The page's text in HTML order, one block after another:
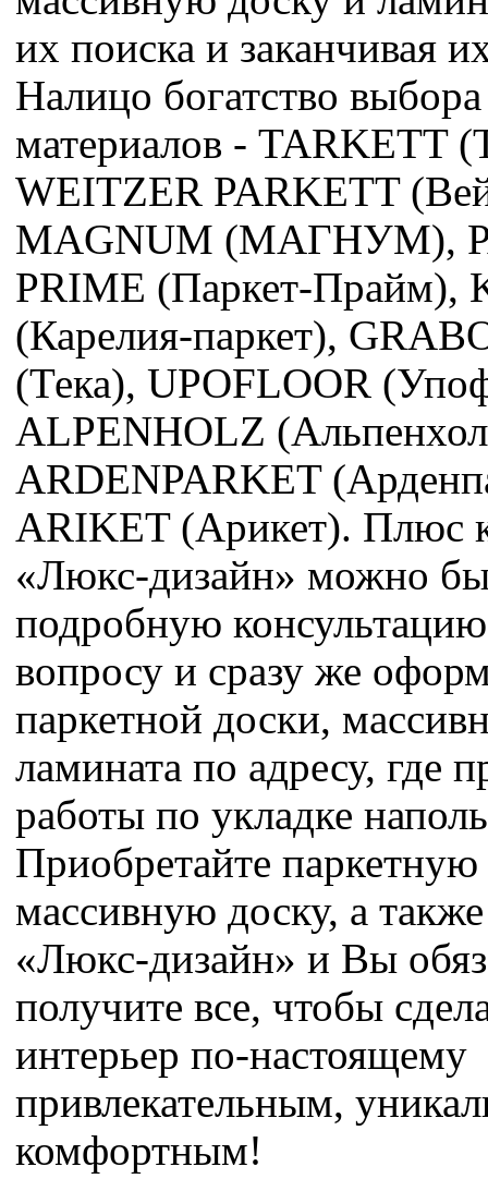
их поиска и заканчивая
Налицо богатство
материалов - TARKETT
WEITZER PARKETT
MAGNUM (МАГНУМ),
PRIME (Паркет-Прайм),
(Карелия-паркет),
(Тека), UPOFLOOR
ALPENHOLZ
ARDENPARKET
ARIKET (Арикет). Плюс
«Люкс-дизайн» можно
подробную
вопросу и сразу же
паркетной доски,
ламината по адресу, где
работы по укладке
Приобретайте паркетную
массивную доску, а
«Люкс-дизайн» и Вы
получите все, чтобы
интерьер по-настоящему
привлекательным,
комфортным!